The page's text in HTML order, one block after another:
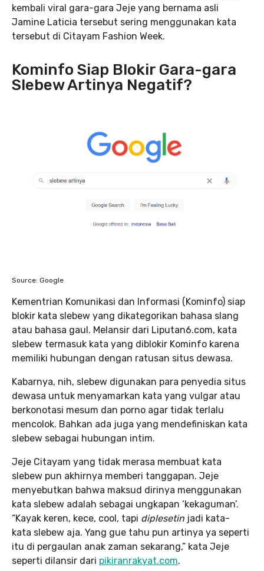
kembali viral gara-gara Jeje yang bernama asli
Jamine Laticia tersebut sering menggunakan kata
tersebut di Citayam Fashion Week.
Kominfo Siap Blokir Gara-gara
Slebew Artinya Negatif?
Source: Google
Kementrian Komunikasi dan Informasi (Kominfo) siap
blokir kata slebew yang dikategorikan bahasa slang
atau bahasa gaul. Melansir dari Liputan6.com, kata
slebew termasuk kata yang diblokir Kominfo karena
memiliki hubungan dengan ratusan situs dewasa.
Kabarnya, nih, slebew digunakan para penyedia situs
dewasa untuk menyamarkan kata yang vulgar atau
berkonotasi mesum dan porno agar tidak terlalu
mencolok. Bahkan ada juga yang mendefiniskan kata
slebew sebagai hubungan intim.
Jeje Citayam yang tidak merasa membuat kata
slebew pun akhirnya memberi tanggapan. Jeje
menyebutkan bahwa maksud dirinya menggunakan
kata slebew adalah sebagai ungkapan ‘kekaguman’.
“Kayak keren, kece, cool, tapi diplesetin jadi kata-
kata slebew aja. Yang gue tahu pun artinya ya seperti
itu di pergaulan anak zaman sekarang,” kata Jeje
seperti dilansir dari pikiranrakyat.com.